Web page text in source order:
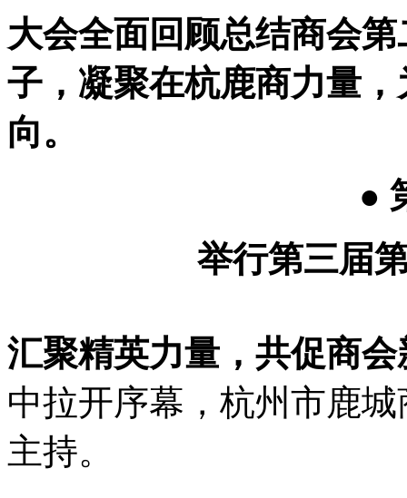
大会全面回顾总结商会
子，凝聚在杭鹿商力量
向。
●
举行第三届
汇聚精英力量，共促商
中拉开序幕，杭州市鹿
主持。